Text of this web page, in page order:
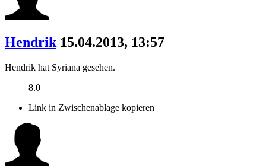
Hendrik 15.04.2013, 13:57
Hendrik hat Syriana gesehen.
8.0
Link in Zwischenablage kopieren